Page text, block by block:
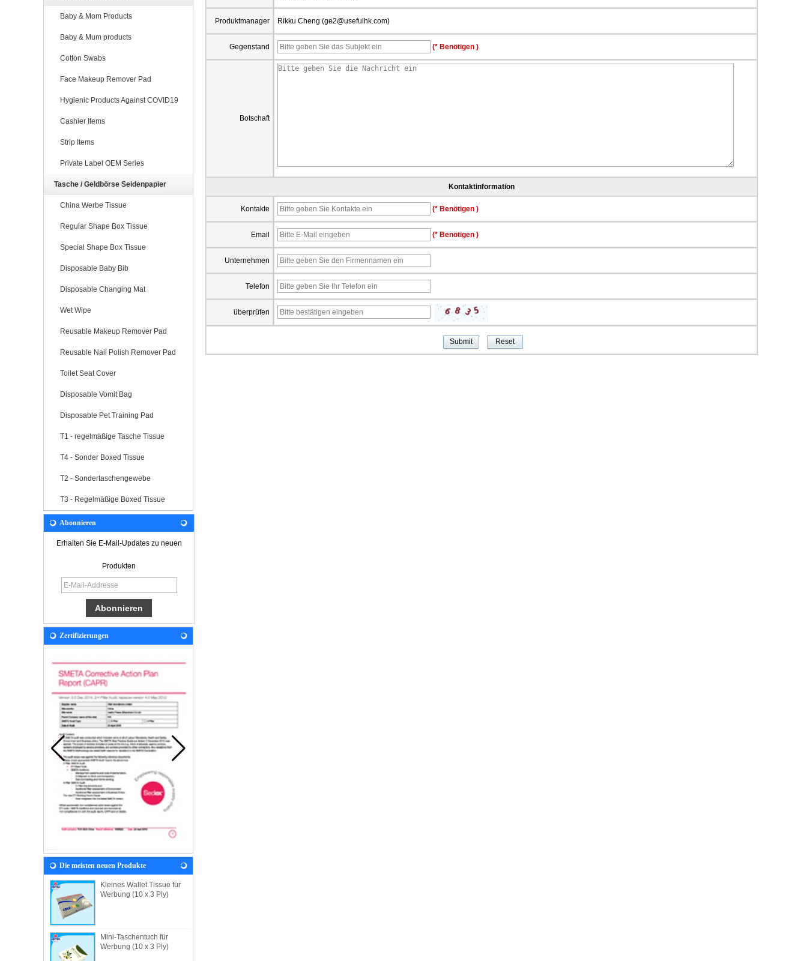
Baby & Mom Products
Baby & Mum products
Cotton Swabs
Face Makeup Remover Pad
Hygienic Products Against COVID19
Cashier Items
Strip Items
Private Label OEM Series
Tasche / Geldbörse Seidenpapier
China Werbe Tissue
Regular Shape Box Tissue
Special Shape Box Tissue
Disposable Baby Bib
Disposable Changing Mat
Wet Wipe
Reusable Makeup Remover Pad
Reusable Nail Polish Remover Pad
Toilet Seat Cover
Disposable Vomit Bag
Disposable Pet Training Pad
T1 - regelmäßige Tasche Tissue
T4 - Sonder Boxed Tissue
T2 - Sondertaschengewebe
T3 - Regelmäßige Boxed Tissue
Abonnieren
Erhalten Sie E-Mail-Updates zu neuen
Produkten
Zertifizierungen
Die meisten neuen Produkte
Kleines Wallet Tissue für
Werbung (10 x 3 Ply)
Mini-Taschentuch für
Werbung (10 x 3 Ply)
Produktmanager Rikku Cheng (ge2@usefulhk.com)
Gegenstand (* Benötigen )
Botschaft
Kontaktinformation
Kontakte (* Benötigen )
Email (* Benötigen )
Unternehmen
Telefon
überprüfen